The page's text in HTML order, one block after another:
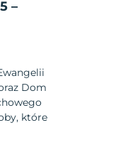
–
Dom
które